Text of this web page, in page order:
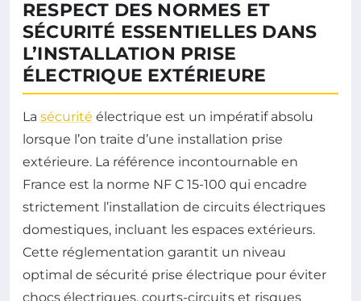
RESPECT DES NORMES ET
SÉCURITÉ ESSENTIELLES DANS
L’INSTALLATION PRISE
ÉLECTRIQUE EXTÉRIEURE
La sécurité électrique est un impératif absolu
lorsque l’on traite d’une installation prise
extérieure. La référence incontournable en
France est la norme NF C 15-100 qui encadre
strictement l’installation de circuits électriques
domestiques, incluant les espaces extérieurs.
Cette réglementation garantit un niveau
optimal de sécurité prise électrique pour éviter
chocs électriques, courts-circuits et risques